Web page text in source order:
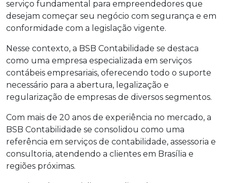
serviço fundamental para empreendedores que
desejam começar seu negócio com segurança e em
conformidade com a legislação vigente.
Nesse contexto, a BSB Contabilidade se destaca
como uma empresa especializada em serviços
contábeis empresariais, oferecendo todo o suporte
necessário para a abertura, legalização e
regularização de empresas de diversos segmentos.
Com mais de 20 anos de experiência no mercado, a
BSB Contabilidade se consolidou como uma
referência em serviços de contabilidade, assessoria e
consultoria, atendendo a clientes em Brasília e
regiões próximas.